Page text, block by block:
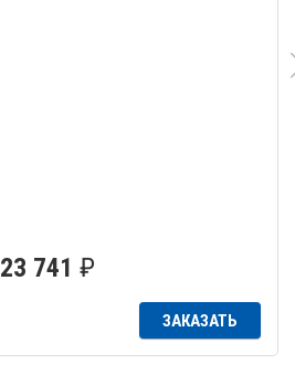
23 741 ₽
ЗАКАЗАТЬ